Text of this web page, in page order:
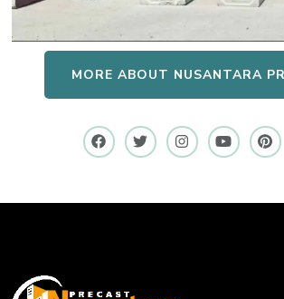
MORE ABOUT NUSANTARA